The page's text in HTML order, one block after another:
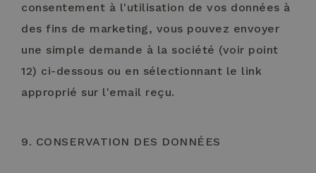
consentement à l'utilisation de vos données à
des fins de marketing, vous pouvez envoyer
une simple demande à la société (voir point
12) ci-dessous ou en sélectionnant le link
approprié sur l'email reçu.
9. CONSERVATION DES DONNÉES